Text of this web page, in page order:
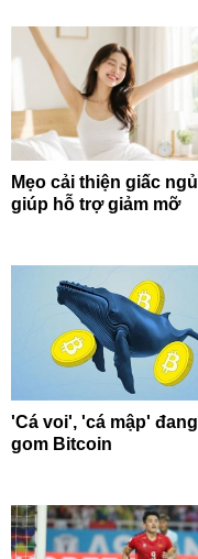
Mẹo cải thiện giấc ngủ
giúp hỗ trợ giảm mỡ
'Cá voi', 'cá mập' đang
gom Bitcoin